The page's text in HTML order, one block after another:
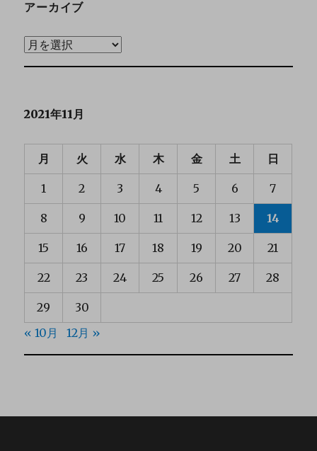
アーカイブ
2021年11月
月 火 水 木 金 土 日
1 2 3 4 5 6 7
8 9 10 11 12 13 14
15 16 17 18 19 20 21
22 23 24 25 26 27 28
29
30
« 10月
12月 »